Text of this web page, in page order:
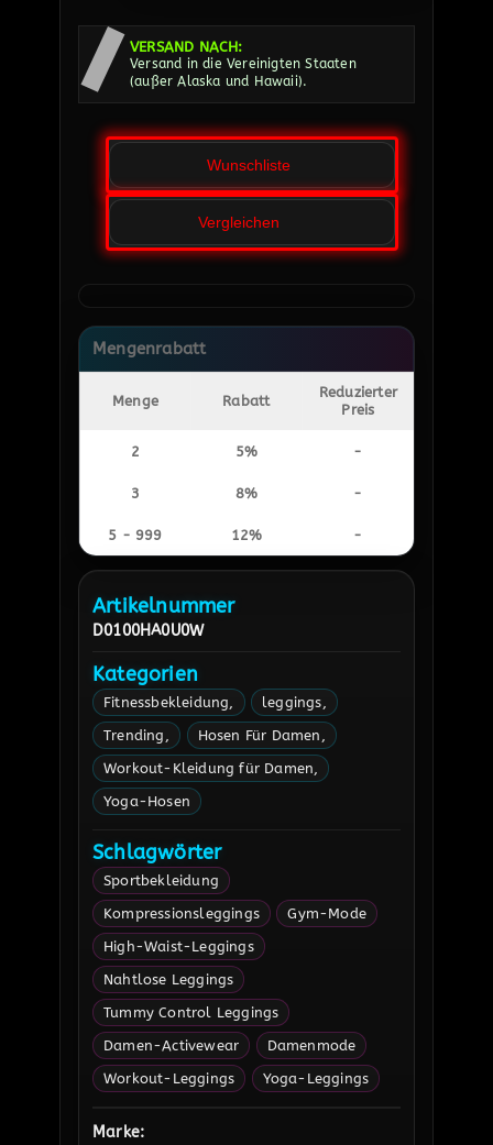
VERSAND NACH:
Versand in die Vereinigten Staaten
(außer Alaska und Hawaii).
Wunschliste
Vergleichen
Mengenrabatt
Menge Rabatt
Reduzierter
Preis
2 5% -
3 8% -
5 - 999 12% -
Artikelnummer
D0100HA0U0W
Kategorien
Fitnessbekleidung
leggings
Trending
Hosen Für Damen
Workout-Kleidung für Damen
Yoga-Hosen
Schlagwörter
Sportbekleidung
Kompressionsleggings
Gym-Mode
High-Waist-Leggings
Nahtlose Leggings
Tummy Control Leggings
Damen-Activewear
Damenmode
Workout-Leggings
Yoga-Leggings
Marke: